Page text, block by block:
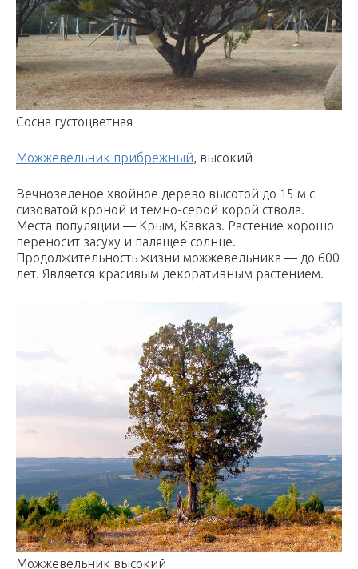
Сосна густоцветная
Можжевельник прибрежный, высокий
Вечнозеленое хвойное дерево высотой до 15 м с
сизоватой кроной и темно-серой корой ствола.
Места популяции — Крым, Кавказ. Растение хорошо
переносит засуху и палящее солнце.
Продолжительность жизни можжевельника — до 600
лет. Является красивым декоративным растением.
Можжевельник высокий